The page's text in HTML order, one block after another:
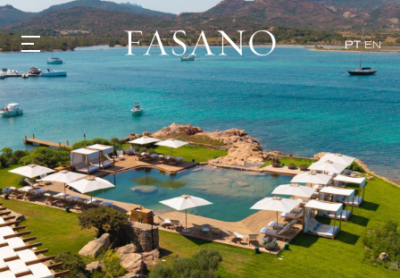
PT EN
GASTRONOMIA
HOTÉIS
EXPERIÊNCIAS
EVENTOS
VILLAS
SHOP | SELEZIONE
DESCUBRA
WHAT'S COOKING
CORRIERE